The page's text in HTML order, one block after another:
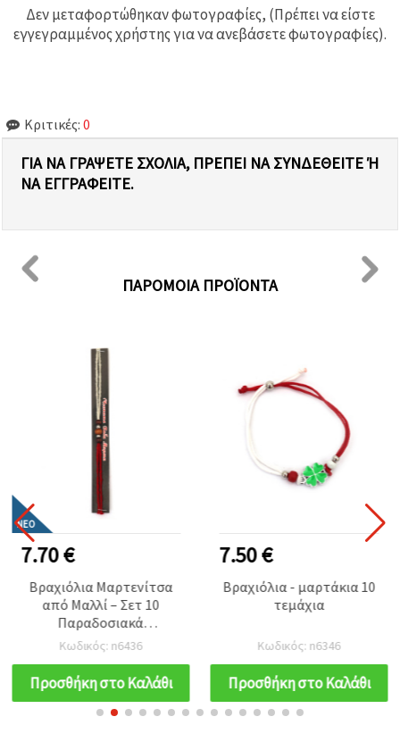
Δεν μεταφορτώθηκαν φωτογραφίες, (Πρέπει να είστε
εγγεγραμμένος χρήστης για να ανεβάσετε φωτογραφίες).
Κριτικές: 0
ΓΙΑ ΝΑ ΓΡΆΨΕΤΕ ΣΧΌΛΙΑ, ΠΡΈΠΕΙ ΝΑ ΣΥΝΔΕΘΕΊΤΕ Ή Ν
Α ΕΓΓΡΑΦΕΊΤΕ.
ΠΑΡΌΜΟΙΑ ΠΡΟΪΌΝΤΑ
ΝΈΟ
7.70 €
Βραχιόλια Μαρτενίτσα
από Μαλλί – Σετ 10
Παραδοσιακά
Βουλγάρικα Βραχιολάκια
για Υγεία και Καλή Τύχη
(Χειροτεχνία)
Κωδικός: n6436
Προσθήκη στο Καλάθι
7.50 €
Βραχιόλια - μαρτάκια 10
τεμάχια
Κωδικός: n6346
Προσθήκη στο Καλάθι